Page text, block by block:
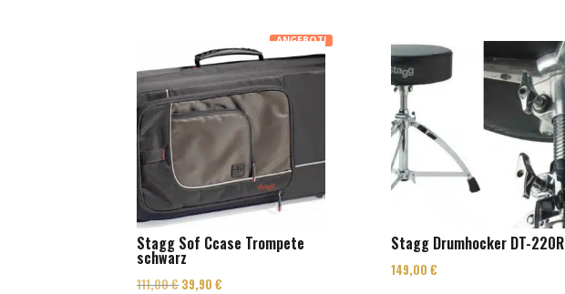
ANGEBOT!
Stagg Sof Ccase Trompete
schwarz
111,00€Ursprünglicher
39,90€
Stagg Drumhocker DT-220R
149,00€